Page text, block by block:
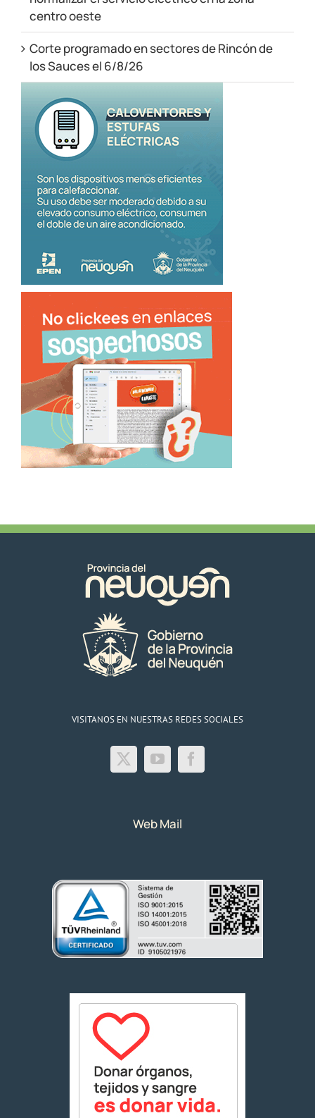
centro oeste
Corte programado en sectores de Rincón de
los Sauces el 6/8/26
VISITANOS EN NUESTRAS REDES SOCIALES
Web Mail